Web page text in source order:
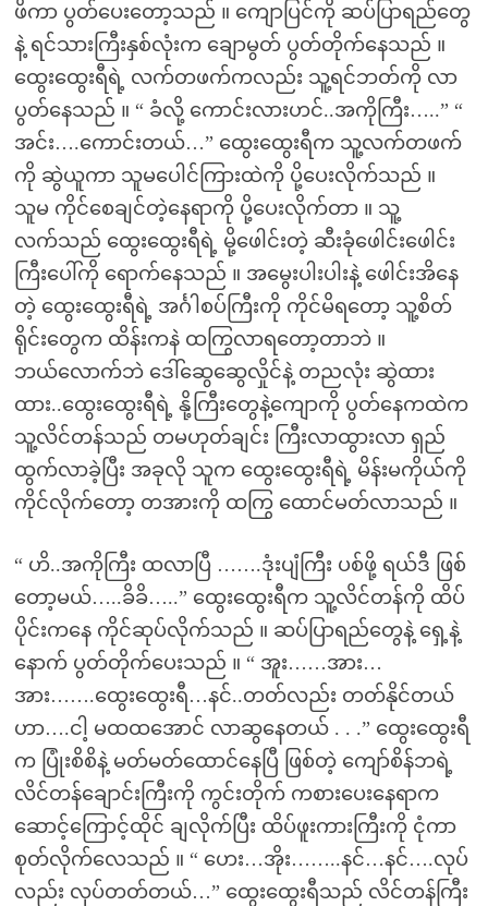
ဖိကာ ပွတ်ပေးတော့သည် ။ ကျောပြင်ကို ဆပ်ပြာရည်တွေ
နဲ့ ရင်သားကြီးနှစ်လုံးက ချောမွတ် ပွတ်တိုက်နေသည် ။
ထွေးထွေးရီရဲ့ လက်တဖက်ကလည်း သူ့ရင်ဘတ်ကို လာ
ပွတ်နေသည် ။ “ ခံလို့ ကောင်းလားဟင်..အကိုကြီး…..” “
အင်း….ကောင်းတယ်…” ထွေးထွေးရီက သူ့လက်တဖက်
ကို ဆွဲယူကာ သူမပေါင်ကြားထဲကို ပို့ပေးလိုက်သည် ။
သူမ ကိုင်စေချင်တဲ့နေရာကို ပို့ပေးလိုက်တာ ။ သူ့
လက်သည် ထွေးထွေးရီရဲ့ မို့ဖေါင်းတဲ့ ဆီးခုံဖေါင်းဖေါင်း
ကြီးပေါ်ကို ရောက်နေသည် ။ အမွေးပါးပါးနဲ့ ဖေါင်းအိနေ
တဲ့ ထွေးထွေးရီရဲ့ အင်္ဂါစပ်ကြီးကို ကိုင်မိရတော့ သူ့စိတ်
ရိုင်းတွေက ထိန်းကနဲ ထကြွလာရတော့တာဘဲ ။
ဘယ်လောက်ဘဲ ဒေါ်ဆွေဆွေလှိုင်နဲ့ တညလုံး ဆွဲထား
ထား..ထွေးထွေးရီရဲ့ နို့ကြီးတွေနဲ့ကျောကို ပွတ်နေကထဲက
သူ့လိင်တန်သည် တမဟုတ်ချင်း ကြီးလာထွားလာ ရှည်
ထွက်လာခဲ့ပြီး အခုလို သူက ထွေးထွေးရီရဲ့ မိန်းမကိုယ်ကို
ကိုင်လိုက်တော့ တအားကို ထကြွ ထောင်မတ်လာသည် ။
“ ဟိ..အကိုကြီး ထလာပြီ …….ဒုံးပျံကြီး ပစ်ဖို့ ရယ်ဒီ ဖြစ်
တော့မယ်…..ခိခိ…..” ထွေးထွေးရီက သူ့လိင်တန်ကို ထိပ်
ပိုင်းကနေ ကိုင်ဆုပ်လိုက်သည် ။ ဆပ်ပြာရည်တွေနဲ့ ရှေ့နဲ့
နောက် ပွတ်တိုက်ပေးသည် ။ “ အူး……အား…
အား…….ထွေးထွေးရီ…နင်..တတ်လည်း တတ်နိုင်တယ်
ဟာ….ငါ့ မထထအောင် လာဆွနေတယ် . . .” ထွေးထွေးရီ
က ပြုံးစိစိနဲ့ မတ်မတ်ထောင်နေပြီ ဖြစ်တဲ့ ကျော်စိန်ဘရဲ့
လိင်တန်ချောင်းကြီးကို ကွင်းတိုက် ကစားပေးနေရာက
ဆောင့်ကြောင့်ထိုင် ချလိုက်ပြီး ထိပ်ဖူးကားကြီးကို ငုံကာ
စုတ်လိုက်လေသည် ။ “ ဟေး…အိုး……..နင်…နင်….လုပ်
လည်း လုပ်တတ်တယ်…” ထွေးထွေးရီသည် လိင်တန်ကြီး